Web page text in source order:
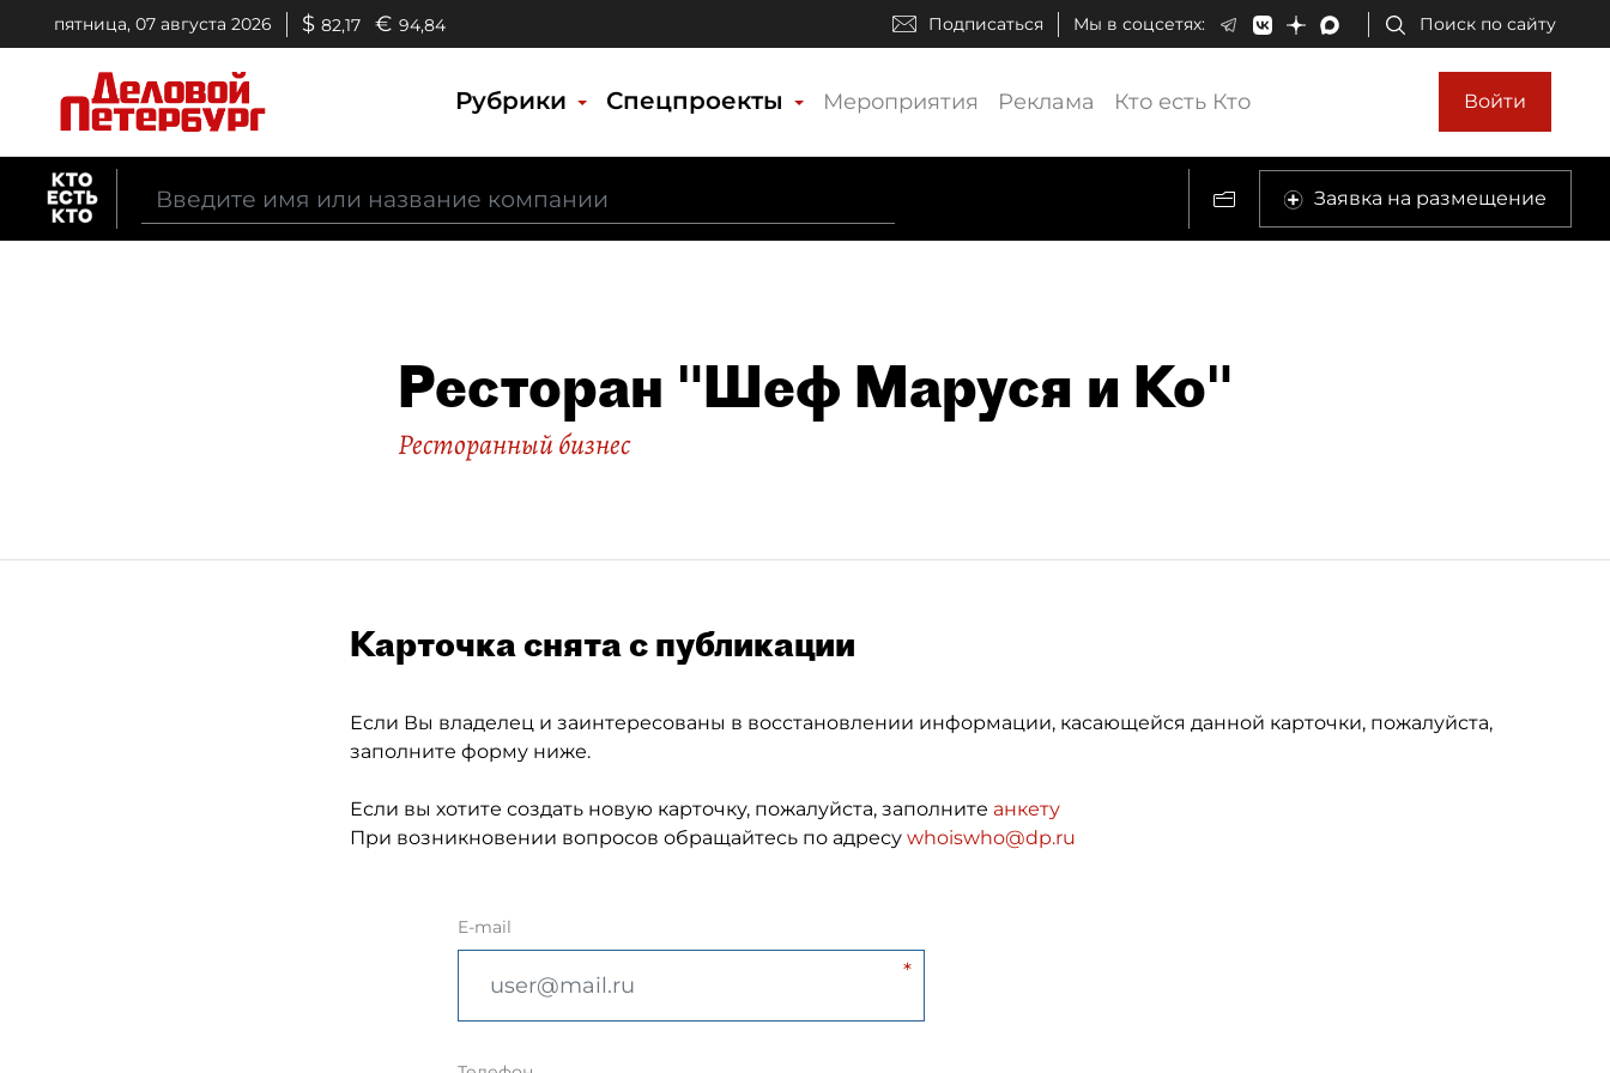
пятница, 07 августа 2026 $ 82,17 € 94,84 Подписаться Мы в соцсетях: Поиск по сайту
Рубрики Спецпроекты Мероприятия Реклама Кто есть Кто Войти
Заявка на размещение
Ресторан "Шеф Маруся и Ко"
Ресторанный бизнес
Карточка снята с публикации
Если Вы владелец и заинтересованы в восстановлении информации, касающейся данной карточки, пожалуйста,
заполните форму ниже.
Если вы хотите создать новую карточку, пожалуйста, заполните анкету
При возникновении вопросов обращайтесь по адресу whoiswho@dp.ru
E-mail